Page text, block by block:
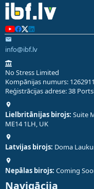
info@ibf.lv
No Stress Limited
Kompānijas numurs:
Reģistrācijas adrese: 38
Lielbritānijas birojs: Suite
ME14 1LH, UK
Latvijas birojs: Doma
Nepālas birojs: Coming
Navigācija